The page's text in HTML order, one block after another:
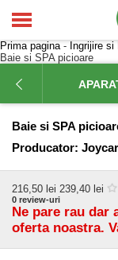
Prima pagina- Ingrijire
Baie si SPA picioare
Baie si SPA
Producator:
216,50 lei 239,40 lei
0 review-uri
Ne pare rau dar
oferta noastra.